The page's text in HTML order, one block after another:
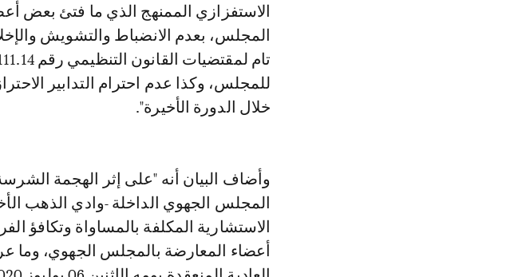
الاستفزازي الممنهج الذي ما فتئ بعض
المجلس، بعدم الانضباط والتشويش
للمجلس، وكذا عدم احترام التدابير
خلال الدورة الأخيرة".
وأضاف البيان أنه "على إثر الهجمة
المجلس الجهوي الداخلة -وادي الذهب
الاستشارية المكلفة بالمساواة
أعضاء المعارضة بالمجلس الجهوي، وما